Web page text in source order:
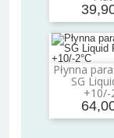
Płynna
SG
+10/-
Dodaj